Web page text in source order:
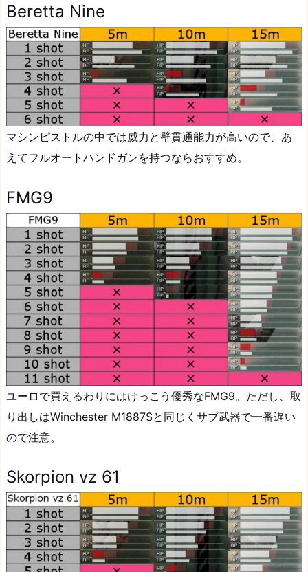
Beretta Nine
マシンピストルの中では威力と壁貫通能力が高いので、あ
えてフルオートハンドガンを持つならおすすめ。
FMG9
ユーロで買えるわりにはけっこう優秀なFMG9。ただし、取
り出しはWinchester M1887Sと同じくサブ武器で一番遅い
ので注意。
Skorpion vz 61